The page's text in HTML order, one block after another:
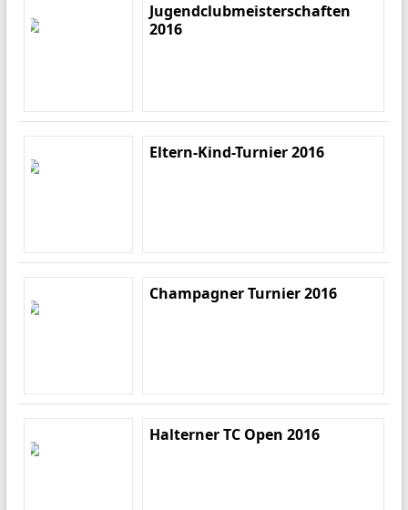
Jugendclubmeisterschaften
2016
Eltern-Kind-Turnier 2016
Champagner Turnier 2016
Halterner TC Open 2016